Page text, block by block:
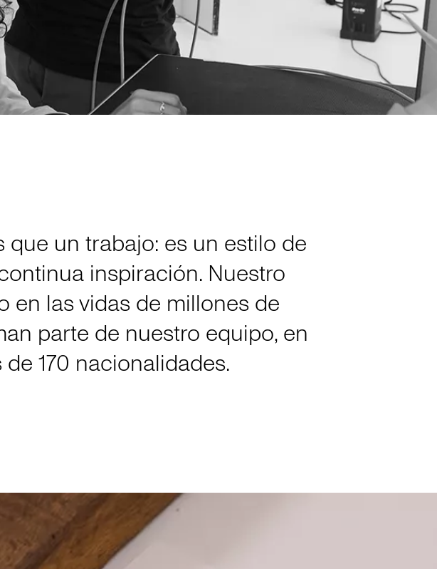
un trabajo: es un estilo de
inspiración. Nuestro
en las vidas de millones de
parte de nuestro equipo, en
170 nacionalidades.